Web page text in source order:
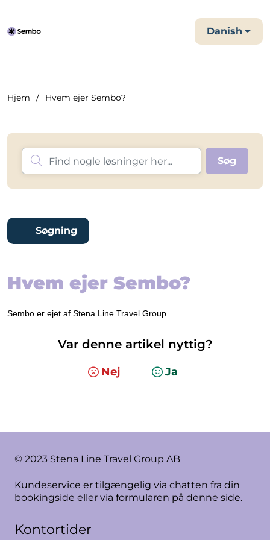
Danish
Hjem Hvem ejer Sembo?
Søgning
Hvem ejer Sembo?
Sembo er ejet af Stena Line Travel Group
Var denne artikel nyttig?
Nej Ja
© 2023 Stena Line Travel Group AB
Kundeservice er tilgængelig via chatten fra din
bookingside eller via formularen på denne side.
Kontortider